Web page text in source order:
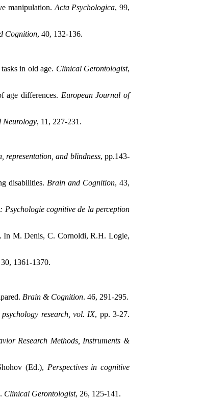
manipulation. Acta Psychologica, 99,
Cognition, 40, 132-136.
in old age. Clinical Gerontologist,
age differences. European Journal of
Neurology, 11, 227-231.
representation, and blindness, pp.143-
disabilities. Brain and Cognition, 43,
Psychologie cognitive de la perception
In M. Denis, C. Cornoldi, R.H. Logie,
30, 1361-1370.
Brain & Cognition. 46, 291-295.
research, vol. IX, pp. 3-27.
Research Methods, Instruments &
(Ed.), Perspectives in cognitive
Clinical Gerontologist, 26, 125-141.